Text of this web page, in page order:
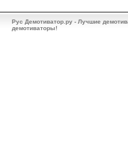
Рус Демотиватор.ру - Лучшие
демотиваторы!